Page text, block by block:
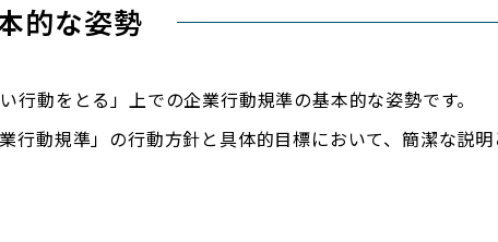
的な姿勢
行動をとる」上での企業行動規準の基本的な姿勢です。
行動規準」の行動方針と具体的目標において、簡潔な説